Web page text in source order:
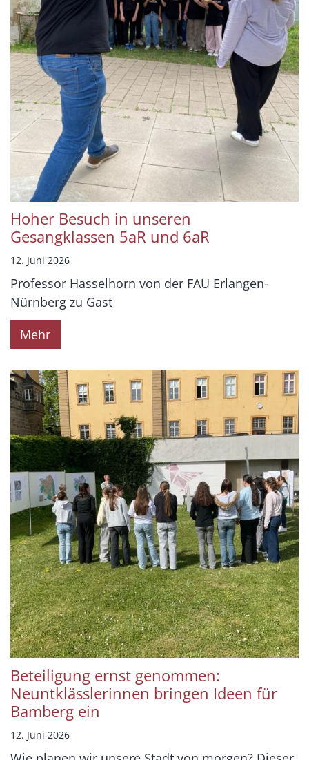
Hoher Besuch in unseren
Gesangklassen 5aR und 6aR
12. Juni 2026
Professor Hasselhorn von der FAU Erlangen-
Nürnberg zu Gast
Mehr
Beteiligung ernst genommen:
Neuntklässlerinnen bringen Ideen für
Bamberg ein
12. Juni 2026